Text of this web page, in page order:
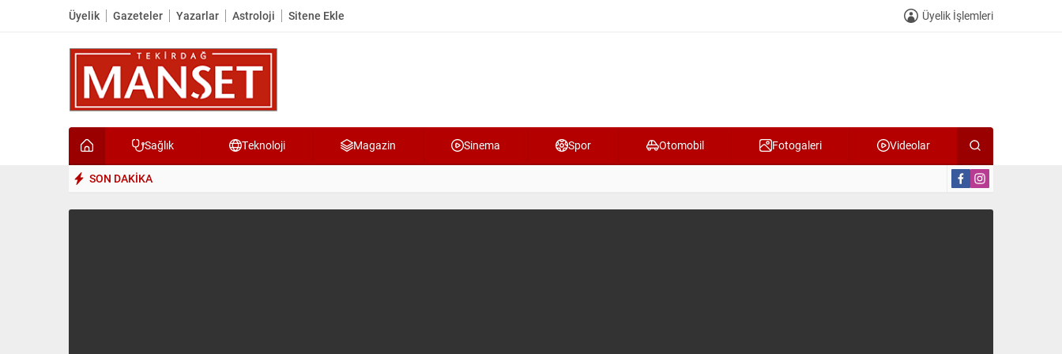
Üyelik Gazeteler Yazarlar Astroloji Sitene Ekle Üyelik İşlemleri
Sağlık Teknoloji Magazin Sinema Spor Otomobil Fotogaleri Videolar
SON DAKİKA